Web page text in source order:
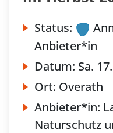
Status:
Anbieter*in
Datum: Sa.
Ort: Overath
Anbieter*in:
Naturschutz